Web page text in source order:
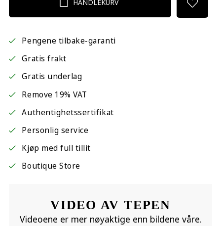
HANDLEKURV
Pengene tilbake-garanti
Gratis frakt
Gratis underlag
Remove 19% VAT
Authentighetssertifikat
Personlig service
Kjøp med full tillit
Boutique Store
VIDEO AV TEPEN
Videoene er mer nøyaktige enn bildene våre.